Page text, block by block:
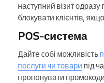
наступний візит одразу
блокувати клієнтів,
POS-система
Дайте собі можливість
послуги чи товари під
пропонувати